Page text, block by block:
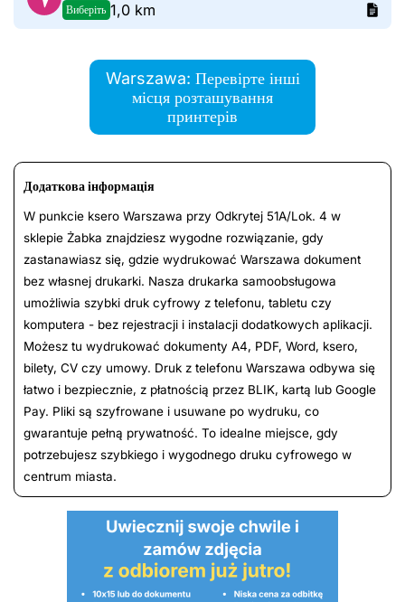
Виберіть 1,0 km
Warszawa: Перевірте інші
місця розташування
принтерів
Додаткова інформація
W punkcie ksero Warszawa przy Odkrytej 51A/Lok. 4 w
sklepie Żabka znajdziesz wygodne rozwiązanie, gdy
zastanawiasz się, gdzie wydrukować Warszawa dokument
bez własnej drukarki. Nasza drukarka samoobsługowa
umożliwia szybki druk cyfrowy z telefonu, tabletu czy
komputera - bez rejestracji i instalacji dodatkowych aplikacji.
Możesz tu wydrukować dokumenty A4, PDF, Word, ksero,
bilety, CV czy umowy. Druk z telefonu Warszawa odbywa się
łatwo i bezpiecznie, z płatnością przez BLIK, kartą lub Google
Pay. Pliki są szyfrowane i usuwane po wydruku, co
gwarantuje pełną prywatność. To idealne miejsce, gdy
potrzebujesz szybkiego i wygodnego druku cyfrowego w
centrum miasta.